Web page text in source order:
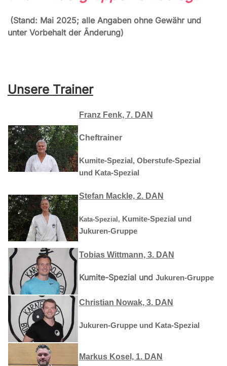
(Stand: Mai 2025; alle Angaben ohne Gewähr und
unter Vorbehalt der Ãnderung)
Unsere Trainer
Franz Fenk, 7. DAN
Cheftrainer
Kumite-Spezial, Oberstufe-Spezial
und
Kata-Spezial
Stefan Mackle, 2. DAN
Kata-Spezial, Kumite-Spezial und
Jukuren-Gruppe
Tobias Wittmann, 3. DAN
Kumite-Spezial und Jukuren-Gruppe
Christian Nowak, 3. DAN
Jukuren-Gruppe und Kata-Spezial
Markus Kosel, 1. DAN